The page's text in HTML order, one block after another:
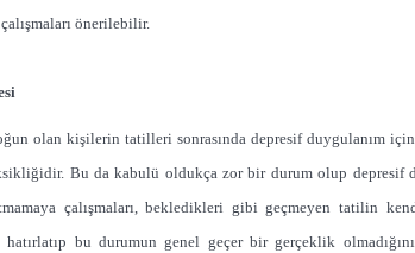
önerilebilir.
olan kişilerin tatilleri sonrasında depresif duygulanım
Bu da kabulü oldukça zor bir durum olup depresif
çalışmaları, bekledikleri gibi geçmeyen tatilin
hatırlatıp bu durumun genel geçer bir gerçeklik